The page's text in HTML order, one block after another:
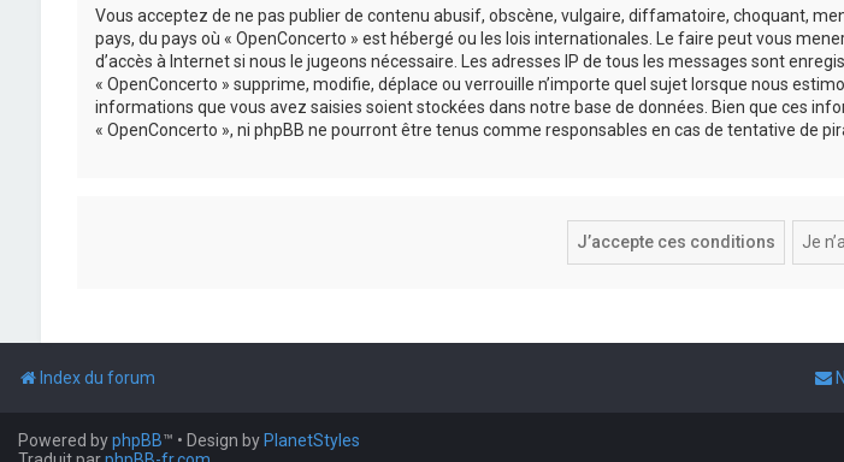
Vous acceptez de ne pas publier de contenu abusif, obscène, vulgaire, diffamatoire, choquant,
pays, du pays où « OpenConcerto » est hébergé ou les lois internationales. Le faire peut vous
d’accès à Internet si nous le jugeons nécessaire. Les adresses IP de tous les messages sont
« OpenConcerto » supprime, modifie, déplace ou verrouille n’importe quel sujet lorsque nous
informations que vous avez saisies soient stockées dans notre base de données. Bien que ces
« OpenConcerto », ni phpBB ne pourront être tenus comme responsables en cas de tentative de
Index du forum
Powered byphpBB™ • Design by PlanetStyles